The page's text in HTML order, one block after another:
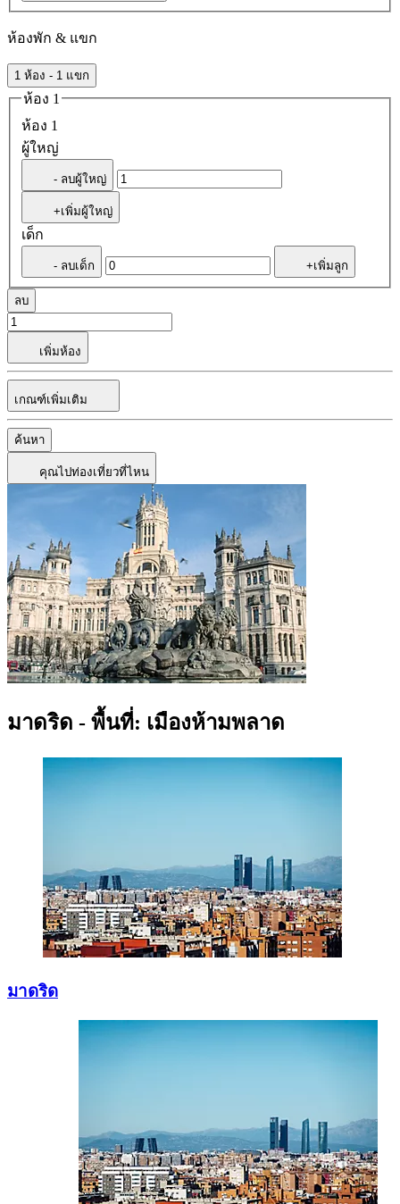
ห้องพัก & แขก
1 ห้อง - 1 แขก
ห้อง 1
ห้อง 1
ผู้ใหญ่
- ลบผู้ใหญ่
+เพิ่มผู้ใหญ่
เด็ก
- ลบเด็ก +เพิ่มลูก
ลบ
เพิ่มห้อง
เกณฑ์เพิ่มเติม
ค้นหา
คุณไปท่องเที่ยวที่ไหน
มาดริด - พื้นที่: เมืองห้ามพลาด
มาดริด